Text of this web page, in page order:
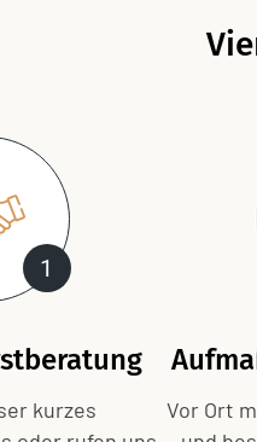
1
kurzes
Vor Ort